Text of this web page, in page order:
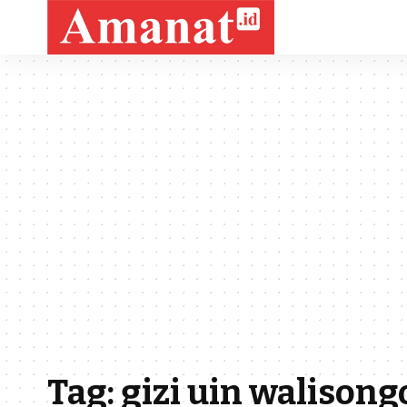
Tag:gizi uin